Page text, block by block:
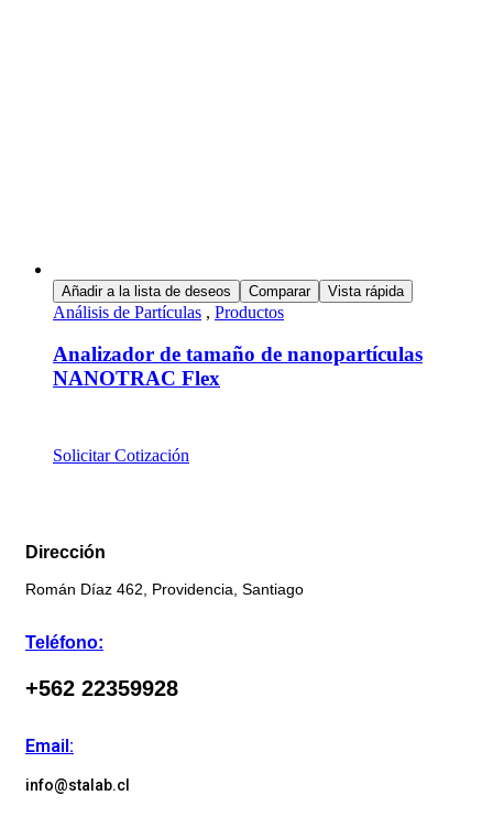
Añadir a la lista de deseos Comparar Vista rápida
Análisis de Partículas , Productos
Analizador de tamaño de nanopartículas
NANOTRAC Flex
Solicitar Cotización
Dirección
Román Díaz 462, Providencia, Santiago
Teléfono:
+562 22359928
Email:
info@stalab.cl